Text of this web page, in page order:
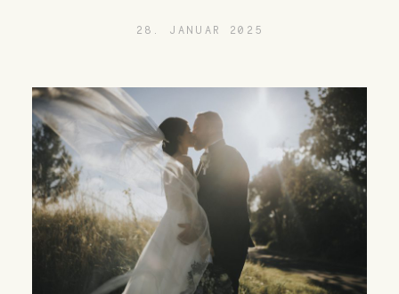
28. JANUAR 2025